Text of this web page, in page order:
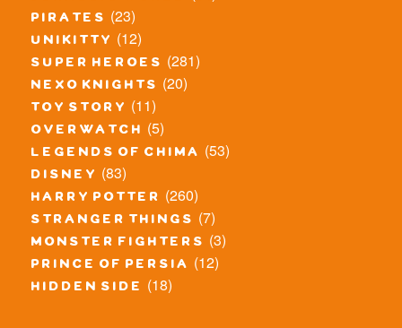
pirates (23)
unikitty (12)
super heroes (281)
nexo knights (20)
toy story (11)
overwatch (5)
legends of chima (53)
disney (83)
harry potter (260)
stranger things (7)
monster fighters (3)
prince of persia (12)
hidden side (18)